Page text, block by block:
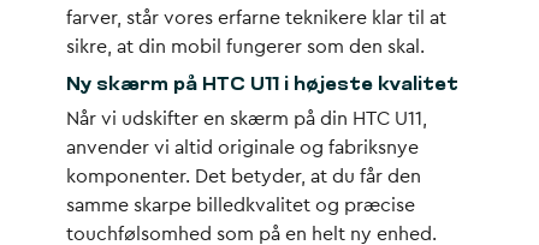
farver, står vores erfarne teknikere klar til at
sikre, at din mobil fungerer som den skal.
Ny skærm på HTC U11 i højeste kvalitet
Når vi udskifter en skærm på din HTC U11,
anvender vi altid originale og fabriksnye
komponenter. Det betyder, at du får den
samme skarpe billedkvalitet og præcise
touchfølsomhed som på en helt ny enhed.